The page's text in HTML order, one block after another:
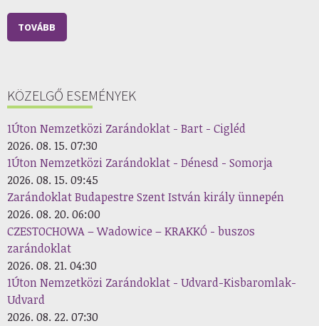
TOVÁBB
KÖZELGŐ ESEMÉNYEK
1Úton Nemzetközi Zarándoklat - Bart - Cigléd
2026. 08. 15. 07:30
1Úton Nemzetközi Zarándoklat - Dénesd - Somorja
2026. 08. 15. 09:45
Zarándoklat Budapestre Szent István király ünnepén
2026. 08. 20. 06:00
CZESTOCHOWA – Wadowice – KRAKKÓ - buszos
zarándoklat
2026. 08. 21. 04:30
1Úton Nemzetközi Zarándoklat - Udvard-Kisbaromlak-
Udvard
2026. 08. 22. 07:30